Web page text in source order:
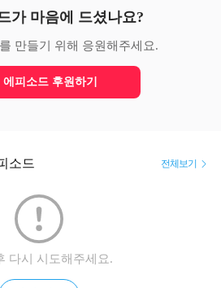
가 마음에 드셨나요?
만들기 위해 응원해주세요.
에피소드 후원하기
소드 전체보기
다시 시도해주세요.